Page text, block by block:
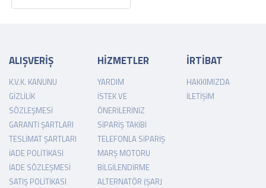
ALIŞVERİŞ
K.V.K. KANUNU
GIZLILIK
SÖZLEŞMESI
GARANTI ŞARTLARI
TESLIMAT ŞARTLARI
İADE POLITIKASI
İADE SÖZLEŞMESI
SATIŞ POLITIKASI
HİZMETLER
YARDIM
İSTEK VE
ÖNERILERINIZ
SIPARIŞ TAKIBI
TELEFONLA SIPARIŞ
MARŞ MOTORU
BILGILENDIRME
ALTERNATÖR (ŞARJ
İRTİBAT
HAKKIMIZDA
İLETIŞIM